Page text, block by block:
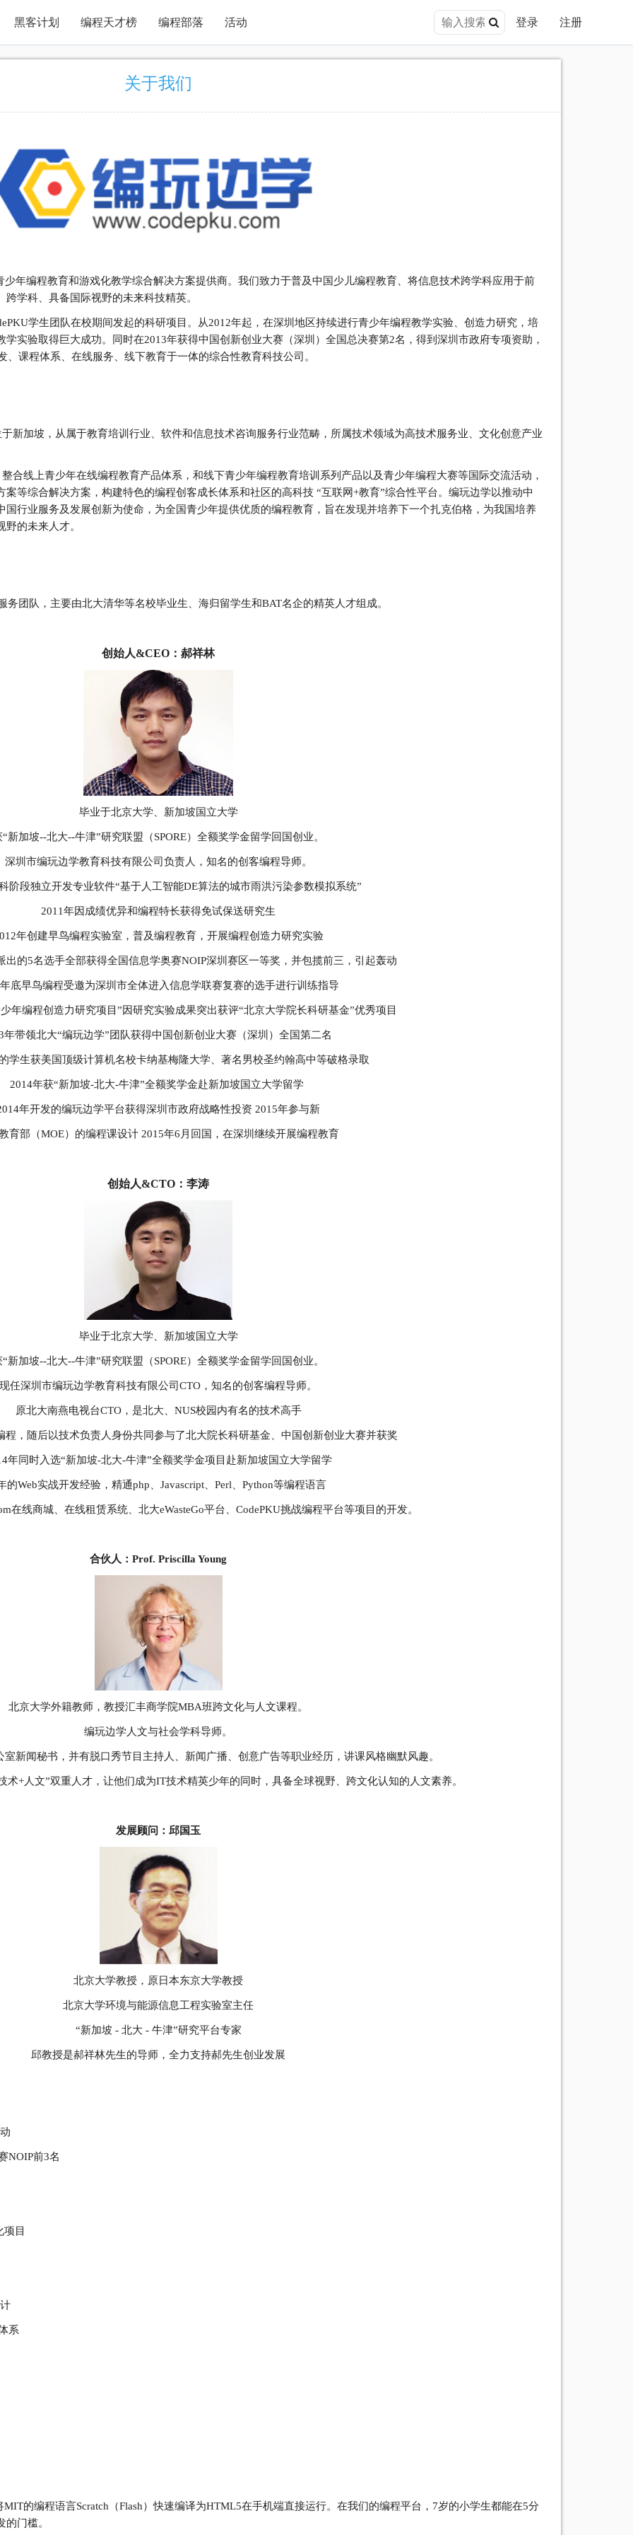
黑客计划 编程天才榜 编程部落 活动 登录 注册
关于我们
编程教育和游戏化教学综合解决方案提供商。我们致力于普及中国少儿编程教育、将信息技术跨学科应用于前
学科、具备国际视野的未来科技精英。
学生团队在校期间发起的科研项目。从2012年起，在深圳地区持续进行青少年编程教学实验、创造力研究，培
实验取得巨大成功。同时在2013年获得中国创新创业大赛（深圳）全国总决赛第2名，得到深圳市政府专项资助，
、课程体系、在线服务、线下教育于一体的综合性教育科技公司。
加坡，从属于教育培训行业、软件和信息技术咨询服务行业范畴，所属技术领域为高技术服务业、文化创意产业
线上青少年在线编程教育产品体系，和线下青少年编程教育培训系列产品以及青少年编程大赛等国际交流活动，
等综合解决方案，构建特色的编程创客成长体系和社区的高科技 “互联网+教育”综合性平台。编玩边学以推动中
行业服务及发展创新为使命，为全国青少年提供优质的编程教育，旨在发现并培养下一个扎克伯格，为我国培养
的未来人才。
队，主要由北大清华等名校毕业生、海归留学生和BAT名企的精英人才组成。
创始人&CEO：郝祥林
毕业于北京大学、新加坡国立大学
“新加坡--北大--牛津”研究联盟（SPORE）全额奖学金留学回国创业。
深圳市编玩边学教育科技有限公司负责人，知名的创客编程导师。
阶段独立开发专业软件“基于人工智能DE算法的城市雨洪污染参数模拟系统”
2011年因成绩优异和编程特长获得免试保送研究生
年创建早鸟编程实验室，普及编程教育，开展编程创造力研究实验
出的5名选手全部获得全国信息学奥赛NOIP深圳赛区一等奖，并包揽前三，引起轰动
底早鸟编程受邀为深圳市全体进入信息学联赛复赛的选手进行训练指导
年编程创造力研究项目”因研究实验成果突出获评“北京大学院长科研基金”优秀项目
年带领北大“编玩边学”团队获得中国创新创业大赛（深圳）全国第二名
学生获美国顶级计算机名校卡纳基梅隆大学、著名男校圣约翰高中等破格录取
2014年获“新加坡-北大-牛津”全额奖学金赴新加坡国立大学留学
年开发的编玩边学平台获得深圳市政府战略性投资 2015年参与新
育部（MOE）的编程课设计 2015年6月回国，在深圳继续开展编程教育
创始人&CTO：李涛
毕业于北京大学、新加坡国立大学
“新加坡--北大--牛津”研究联盟（SPORE）全额奖学金留学回国创业。
现任深圳市编玩边学教育科技有限公司CTO，知名的创客编程导师。
原北大南燕电视台CTO，是北大、NUS校园内有名的技术高手
程，随后以技术负责人身份共同参与了北大院长科研基金、中国创新创业大赛并获奖
年同时入选“新加坡-北大-牛津”全额奖学金项目赴新加坡国立大学留学
的Web实战开发经验，精通php、Javascript、Perl、Python等编程语言
在线商城、在线租赁系统、北大eWasteGo平台、CodePKU挑战编程平台等项目的开发。
合伙人：Prof. Priscilla Young
北京大学外籍教师，教授汇丰商学院MBA班跨文化与人文课程。
编玩边学人文与社会学科导师。
新闻秘书，并有脱口秀节目主持人、新闻广播、创意广告等职业经历，讲课风格幽默风趣。
术+人文”双重人才，让他们成为IT技术精英少年的同时，具备全球视野、跨文化认知的人文素养。
发展顾问：邱国玉
北京大学教授，原日本东京大学教授
北京大学环境与能源信息工程实验室主任
“新加坡 - 北大 - 牛津”研究平台专家
邱教授是郝祥林先生的导师，全力支持郝先生创业发展
前3名
目
系
的编程语言Scratch（Flash）快速编译为HTML5在手机端直接运行。在我们的编程平台，7岁的小学生都能在5分
门槛。